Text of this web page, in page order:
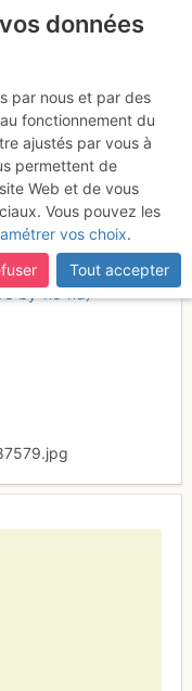
et
by-nc-nd)
données
par nous et par des
fonctionnement du
ajustés par vous à
permettent de
Web et de vous
Vous pouvez les
vos choix.
Tout accepter